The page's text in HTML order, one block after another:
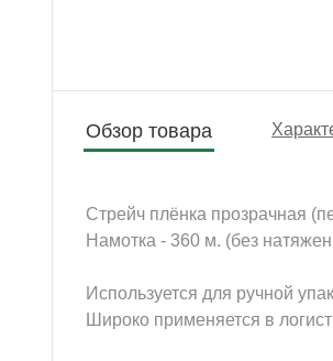
Обзор товара
Стрейч плёнка прозрачная
Намотка - 360 м. (без
Используется для ручной
Широко применяется в